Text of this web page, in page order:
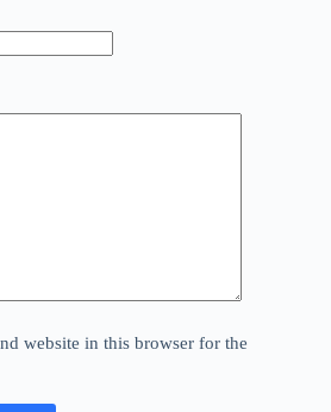
website in this browser for the